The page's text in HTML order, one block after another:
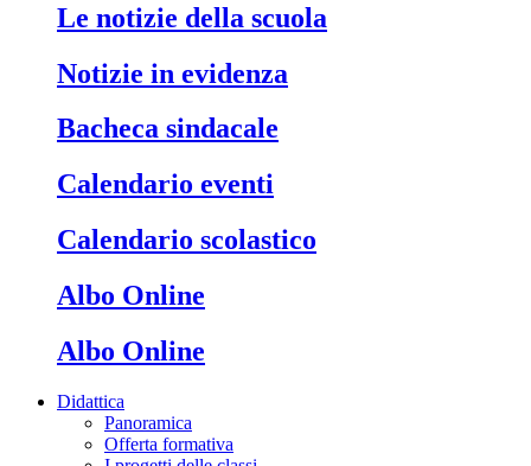
Le notizie della scuola
Notizie in evidenza
Bacheca sindacale
Calendario eventi
Calendario scolastico
Albo Online
Albo Online
Didattica
Panoramica
Offerta formativa